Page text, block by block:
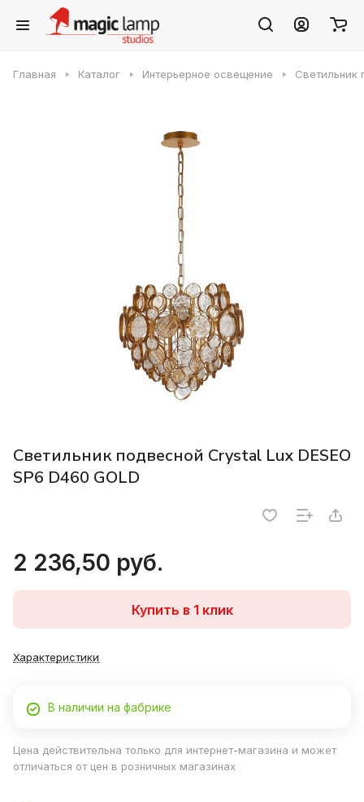
Главная Каталог Интерьерное освещение Светильник
Светильник подвесной Crystal Lux DESEO
SP6 D460 GOLD
2 236,50 руб.
Купить в 1 клик
Характеристики
В наличии на фабрике
Цена действительна только для интернет-магазина и может
отличаться от цен в розничных магазинах